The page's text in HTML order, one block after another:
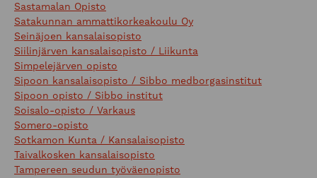
Sastamalan Opisto
Satakunnan ammattikorkeakoulu Oy
Seinäjoen kansalaisopisto
Siilinjärven kansalaisopisto / Liikunta
Simpelejärven opisto
Sipoon kansalaisopisto / Sibbo medborgasinstitut
Sipoon opisto / Sibbo institut
Soisalo-opisto / Varkaus
Somero-opisto
Sotkamon Kunta / Kansalaisopisto
Taivalkosken kansalaisopisto
Tampereen seudun työväenopisto